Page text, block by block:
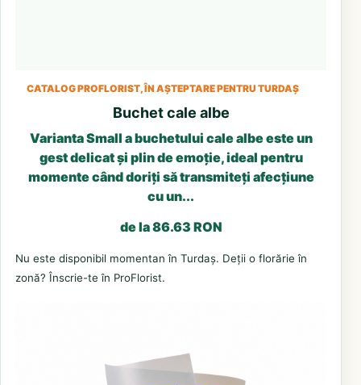
CATALOG PROFLORIST, ÎN AȘTEPTARE PENTRU TURDAȘ
Buchet cale albe
Varianta Small a buchetului cale albe este un
gest delicat și plin de emoție, ideal pentru
momente când doriți să transmiteți afecțiune
cu un...
de la 86.63 RON
Nu este disponibil momentan în Turdaș. Deții o florărie în
zonă? Înscrie-te în ProFlorist.